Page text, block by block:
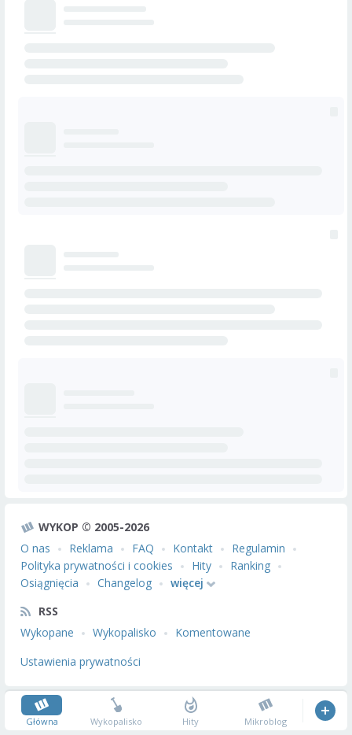
WYKOP © 2005-2026
O nas
Reklama FAQ Kontakt
Regulamin
Polityka prywatności i cookies
Hity
Ranking
Osiągnięcia
Changelog
więcej
RSS
Wykopane
Wykopalisko
Komentowane
Ustawienia prywatności
Główna Wykopalisko Hity Mikroblog